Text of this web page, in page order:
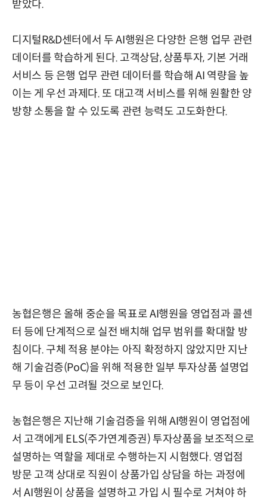
받았다.
디지털R&D센터에서 두 AI행원은 다양한 은행 업무 관련
데이터를 학습하게 된다. 고객상담, 상품투자, 기본 거래
서비스 등 은행 업무 관련 데이터를 학습해 AI 역량을 높
이는 게 우선 과제다. 또 대고객 서비스를 위해 원활한 양
방향 소통을 할 수 있도록 관련 능력도 고도화한다.
농협은행은 올해 중순을 목표로 AI행원을 영업점과 콜센
터 등에 단계적으로 실전 배치해 업무 범위를 확대할 방
침이다. 구체 적용 분야는 아직 확정하지 않았지만 지난
해 기술검증(PoC)을 위해 적용한 일부 투자상품 설명업
무 등이 우선 고려될 것으로 보인다.
농협은행은 지난해 기술검증을 위해 AI행원이 영업점에
서 고객에게 ELS(주가연계증권) 투자상품을 보조적으로
설명하는 역할을 제대로 수행하는지 시험했다. 영업점
방문 고객 상대로 직원이 상품가입 상담을 하는 과정에
서 AI행원이 상품을 설명하고 가입 시 필수로 거쳐야 하